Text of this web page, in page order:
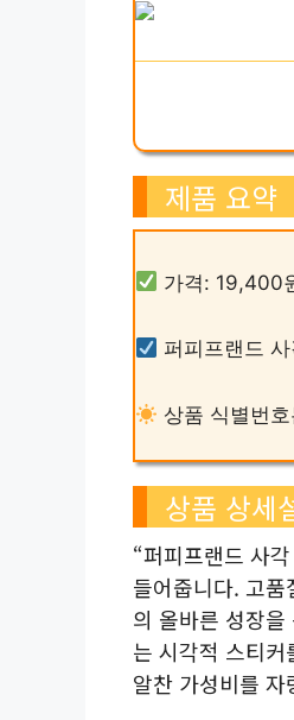
제품 요약
가격: 19,400
퍼피프랜드
상품 식별번
상품 상세
“퍼피프랜드 사
들어줍니다. 고
의 올바른 성장
는 시각적 스티
알찬 가성비를